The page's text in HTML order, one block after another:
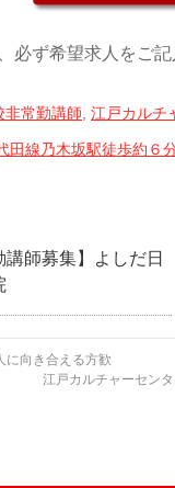
必ず希望求人をご記
非常勤講師, 江戸カルチ
田線乃木坂駅徒歩約６
講師募集】よしだ日
に向き合える方歓
ャーセンタ